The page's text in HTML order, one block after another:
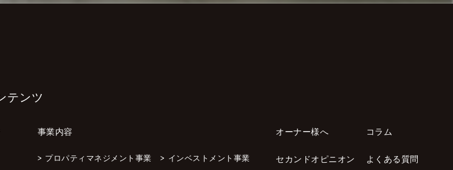
テンツ
事業内容
> プロパティマネジメント事業 > インベストメント事業
オーナー様へ
セカンドオピニオン
コラム
よくある質問